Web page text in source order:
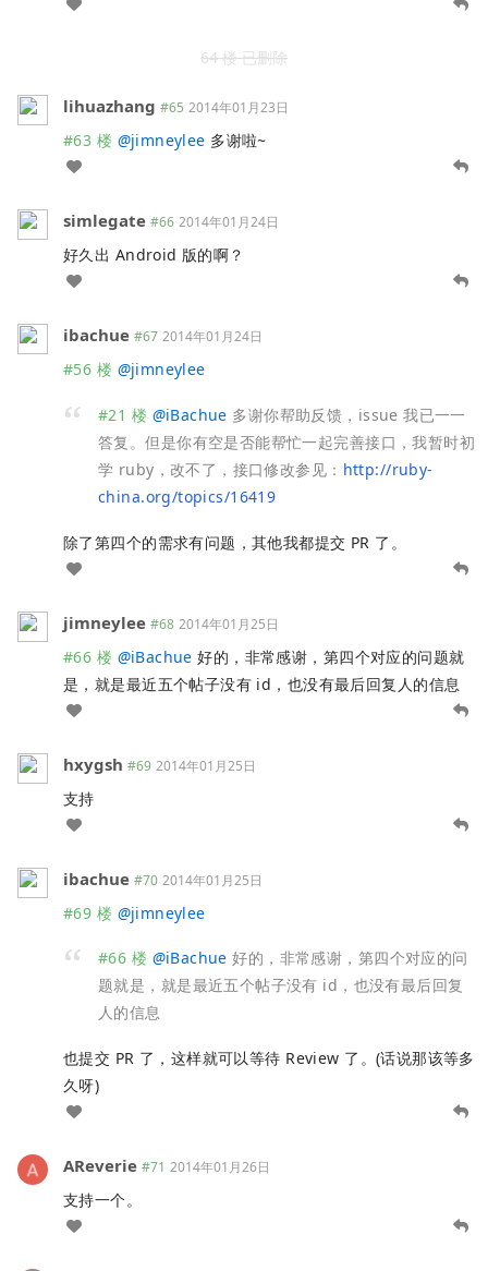
64 楼 已删除
lihuazhang #65 2014年01月23日
#63 楼 @jimneylee 多谢啦~
simlegate #66 2014年01月24日
好久出 Android 版的啊？
ibachue #67 2014年01月24日
#56 楼 @jimneylee
#21 楼 @iBachue 多谢你帮助反馈，issue 我已一一
答复。但是你有空是否能帮忙一起完善接口，我暂时初
学 ruby，改不了，接口修改参见： http://ruby-
china.org/topics/16419
除了第四个的需求有问题，其他我都提交 PR 了。
jimneylee #68 2014年01月25日
#66 楼 @iBachue 好的，非常感谢，第四个对应的问题就
是，就是最近五个帖子没有 id，也没有最后回复人的信息
hxygsh #69 2014年01月25日
支持
ibachue #70 2014年01月25日
#69 楼 @jimneylee
#66 楼 @iBachue 好的，非常感谢，第四个对应的问
题就是，就是最近五个帖子没有 id，也没有最后回复
人的信息
也提交 PR 了，这样就可以等待 Review 了。(话说那该等多
久呀)
AReverie #71 2014年01月26日
支持一个。